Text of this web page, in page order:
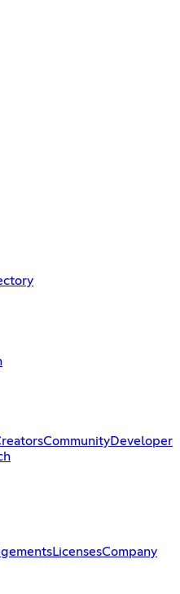
CommunityDeveloper
LicensesCompany